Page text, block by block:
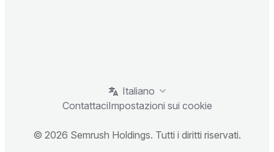
Italiano
ContattaciImpostazioni sui cookie
© 2026 Semrush Holdings. Tutti i diritti riservati.